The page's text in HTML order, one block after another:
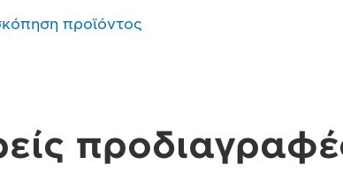
προϊόντος